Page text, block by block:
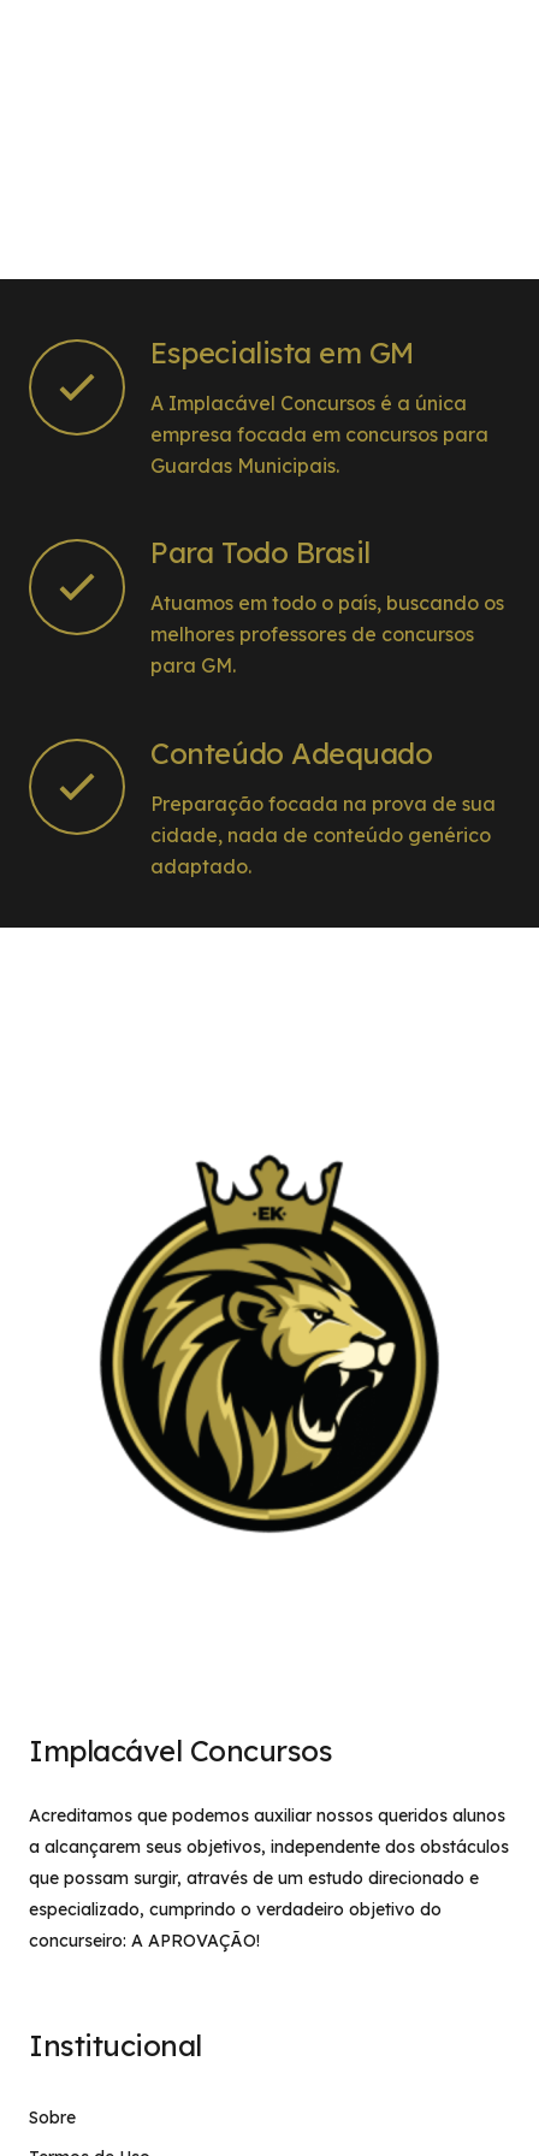
Especialista em GM
A Implacável Concursos é a única
empresa focada em concursos para
Guardas Municipais.
Para Todo Brasil
Atuamos em todo o país, buscando os
melhores professores de concursos
para GM.
Conteúdo Adequado
Preparação focada na prova de sua
cidade, nada de conteúdo genérico
adaptado.
Implacável Concursos
Acreditamos que podemos auxiliar nossos queridos alunos
a alcançarem seus objetivos, independente dos obstáculos
que possam surgir, através de um estudo direcionado e
especializado, cumprindo o verdadeiro objetivo do
concurseiro: A APROVAÇÃO!
Institucional
Sobre